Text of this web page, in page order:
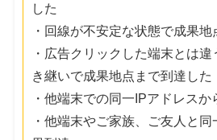
した
・回線が不安定な状態で成果地
・広告クリックした端末とは違
き継いで成果地点まで到達した
・他端末での同一IPアドレスか
・他端末やご家族、ご友人と